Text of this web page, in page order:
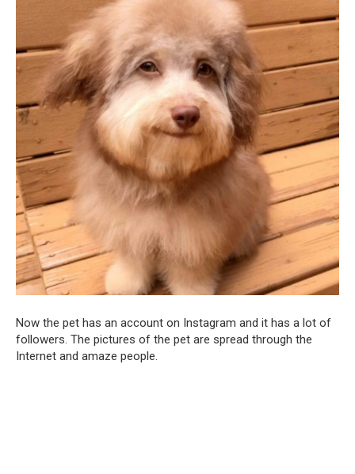
Now the pet has an account on Instagram and it has a lot of
followers. The pictures of the pet are spread through the
Internet and amaze people.